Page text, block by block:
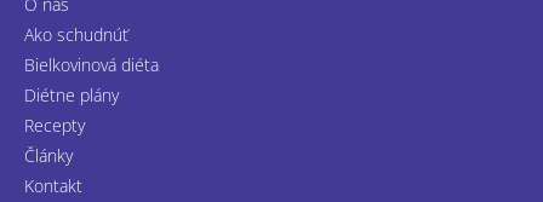
Ako schudnúť
Bielkovinová diéta
Diétne plány
Recepty
Články
Kontakt